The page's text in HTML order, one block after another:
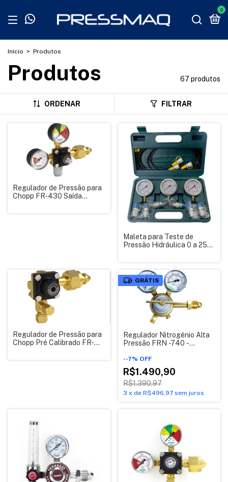
0
Início > Produtos
Produtos 67 produtos
ORDENAR FILTRAR
Regulador de Pressão para
Chopp FR-430 Saída
Maleta para Teste de
Pressão Hidráulica 0 a 250
Regulador de Pressão para
Chopp Pré Calibrado FR-
GRÁTIS
Regulador Nitrogênio Alta
Pressão FRN -740 -
KG
--7% OFF
R$1.490,90
R$1.390,97
3 x de R$496,97 sem juros